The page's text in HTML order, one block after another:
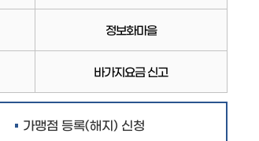
정보화마을
바가지요금 신고
가맹점 등록(해지) 신청